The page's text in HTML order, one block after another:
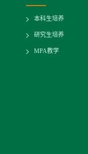
本科生培养
研究生培养
MPA教学